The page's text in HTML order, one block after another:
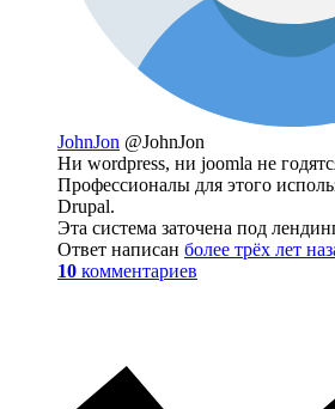
JohnJon @JohnJon
Ни wordpress, ни joomla не
Профессионалы для этого
Drupal.
Эта система заточена под
Ответ написан более трёх лет
10 комментариев